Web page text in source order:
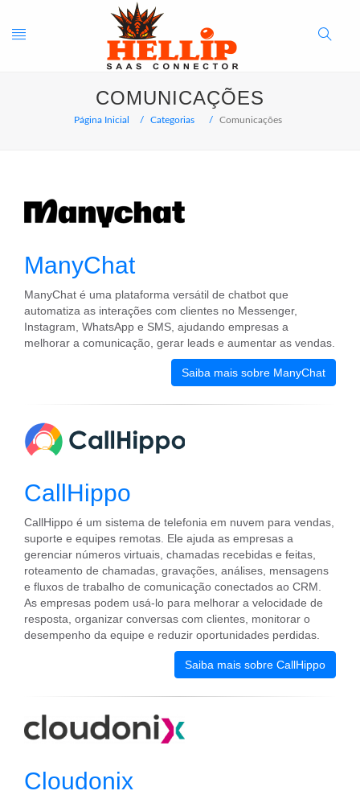
Toggle Search
COMUNICAÇÕES
Página Inicial Categorias Comunicações
ManyChat
ManyChat é uma plataforma versátil de chatbot que
automatiza as interações com clientes no Messenger,
Instagram, WhatsApp e SMS, ajudando empresas a
melhorar a comunicação, gerar leads e aumentar as vendas.
Saiba mais sobre ManyChat
CallHippo
CallHippo é um sistema de telefonia em nuvem para vendas,
suporte e equipes remotas. Ele ajuda as empresas a
gerenciar números virtuais, chamadas recebidas e feitas,
roteamento de chamadas, gravações, análises, mensagens
e fluxos de trabalho de comunicação conectados ao CRM.
As empresas podem usá-lo para melhorar a velocidade de
resposta, organizar conversas com clientes, monitorar o
desempenho da equipe e reduzir oportunidades perdidas.
Saiba mais sobre CallHippo
Cloudonix